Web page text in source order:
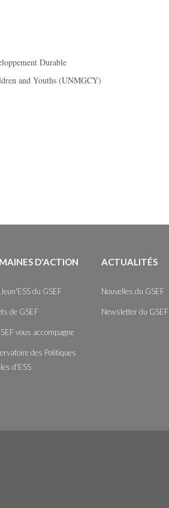
Durable
and Youths (UNMGCY)
D'ACTION
du GSEF
de GSEF
vous accompagne
des Politiques
d'ESS
ACTUALITÉS
Nouvelles du GSEF
Newsletter du GSEF